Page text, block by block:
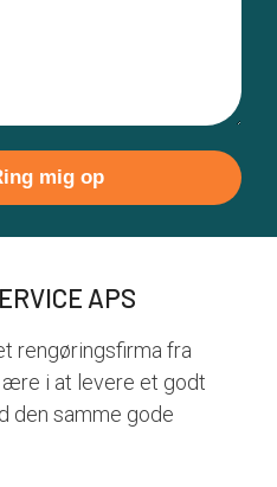
APS
rengøringsfirma fra
i at levere et godt
den samme gode